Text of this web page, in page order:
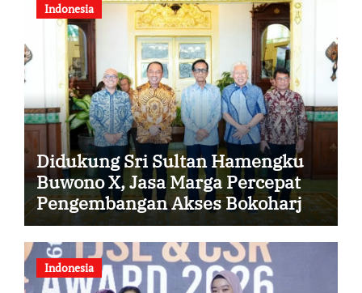
Indonesia
Didukung Sri Sultan Hamengku
Buwono X, Jasa Marga Percepat
Pengembangan Akses Bokoharjo
Tol Jogja-Solo untuk Dukung
Konektivitas DIY
Indonesia